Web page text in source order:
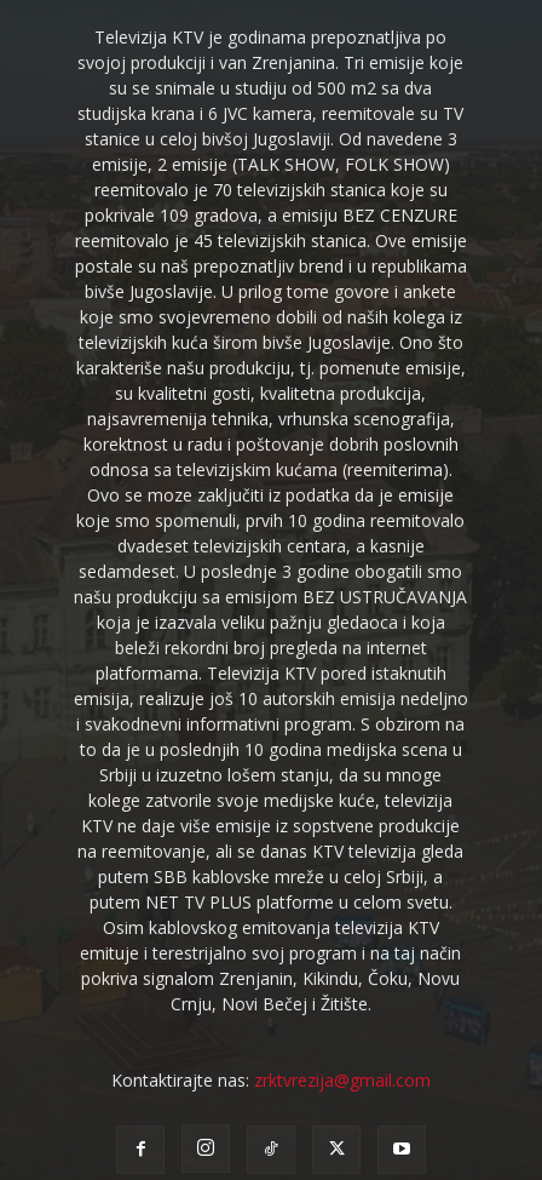
Televizija KTV je godinama prepoznatljiva po
svojoj produkciji i van Zrenjanina. Tri emisije koje
su se snimale u studiju od 500 m2 sa dva
studijska krana i 6 JVC kamera, reemitovale su TV
stanice u celoj bivšoj Jugoslaviji. Od navedene 3
emisije, 2 emisije (TALK SHOW, FOLK SHOW)
reemitovalo je 70 televizijskih stanica koje su
pokrivale 109 gradova, a emisiju BEZ CENZURE
reemitovalo je 45 televizijskih stanica. Ove emisije
postale su naš prepoznatljiv brend i u republikama
bivše Jugoslavije. U prilog tome govore i ankete
koje smo svojevremeno dobili od naših kolega iz
televizijskih kuća širom bivše Jugoslavije. Ono što
karakteriše našu produkciju, tj. pomenute emisije,
su kvalitetni gosti, kvalitetna produkcija,
najsavremenija tehnika, vrhunska scenografija,
korektnost u radu i poštovanje dobrih poslovnih
odnosa sa televizijskim kućama (reemiterima).
Ovo se moze zaključiti iz podatka da je emisije
koje smo spomenuli, prvih 10 godina reemitovalo
dvadeset televizijskih centara, a kasnije
sedamdeset. U poslednje 3 godine obogatili smo
našu produkciju sa emisijom BEZ USTRUČAVANJA
koja je izazvala veliku pažnju gledaoca i koja
beleži rekordni broj pregleda na internet
platformama. Televizija KTV pored istaknutih
emisija, realizuje još 10 autorskih emisija nedeljno
i svakodnevni informativni program. S obzirom na
to da je u poslednjih 10 godina medijska scena u
Srbiji u izuzetno lošem stanju, da su mnoge
kolege zatvorile svoje medijske kuće, televizija
KTV ne daje više emisije iz sopstvene produkcije
na reemitovanje, ali se danas KTV televizija gleda
putem SBB kablovske mreže u celoj Srbiji, a
putem NET TV PLUS platforme u celom svetu.
Osim kablovskog emitovanja televizija KTV
emituje i terestrijalno svoj program i na taj način
pokriva signalom Zrenjanin, Kikindu, Čoku, Novu
Crnju, Novi Bečej i Žitište.
Kontaktirajte nas: zrktvrezija@gmail.com